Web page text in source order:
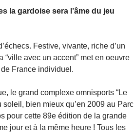
la gardoise sera l’âme du jeu
Festive, vivante, riche d’un
avec un accent” met en oeuvre
France individuel.
le grand complexe omnisports “Le
bien mieux qu’en 2009 au Parc
pour cette 89e édition de la grande
jour et à la même heure ! Tous les